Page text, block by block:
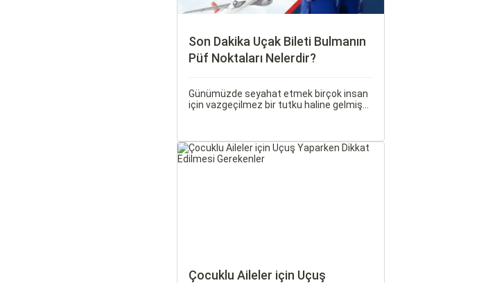
Son Dakika Uçak Bileti Bulmanın
Püf Noktaları Nelerdir?
Günümüzde seyahat etmek birçok insan
için vazgeçilmez bir tutku haline gelmiş
Çocuklu Aileler için Uçuş